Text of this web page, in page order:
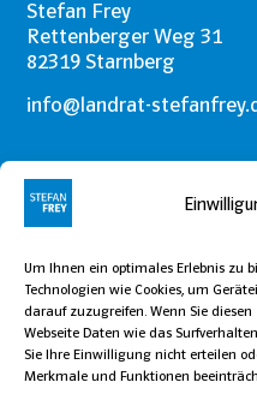
Um Ihnen ein optimales Erlebnis zu
Technologien wie Cookies, um
darauf zuzugreifen. Wenn Sie
Webseite Daten wie das
Sie Ihre Einwilligung nicht erteilen
Merkmale und Funktionen
Stefan Frey
Rettenberger Weg 31
82319 Starnberg
info@landrat-
Navigation
Über mich
Themen
Etappenziele
Team